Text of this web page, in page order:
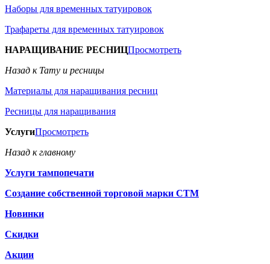
Наборы для временных татуировок
Трафареты для временных татуировок
НАРАЩИВАНИЕ РЕСНИЦПросмотреть
Назад к Тату и ресницы
Материалы для наращивания ресниц
Ресницы для наращивания
УслугиПросмотреть
Назад к главному
Услуги тампопечати
Создание собственной торговой марки СТМ
Новинки
Скидки
Акции